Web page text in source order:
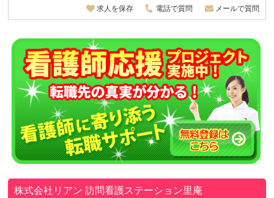
求人を保存 電話で質問 メールで質問
株式会社リアン訪問看護ステーション里庵